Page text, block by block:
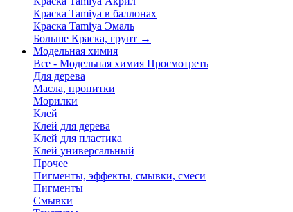
Краска Tamiya в баллонах
Краска Tamiya Эмаль
Больше Краска, грунт →
Модельная химия
Все - Модельная химия Просмотреть
Для дерева
Масла, пропитки
Морилки
Клей
Клей для дерева
Клей для пластика
Клей универсальный
Прочее
Пигменты, эффекты, смывки, смеси
Пигменты
Смывки